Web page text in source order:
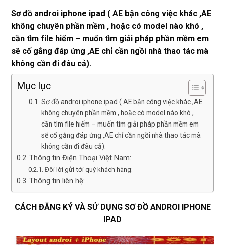
Sơ đồ androi iphone ipad ( AE bận công việc khác ,AE
không chuyên phần mềm , hoặc có model nào khó ,
cần tìm file hiếm – muốn tìm giải pháp phần mềm em
sẽ cố gắng đáp ứng ,AE chỉ cần ngồi nhà thao tác mà
không cần đi đâu cả).
Mục lục
Sơ đồ androi iphone ipad ( AE bận công việc khác ,AE
không chuyên phần mềm , hoặc có model nào khó ,
cần tìm file hiếm – muốn tìm giải pháp phần mềm em
sẽ cố gắng đáp ứng ,AE chỉ cần ngồi nhà thao tác mà
không cần đi đâu cả).
Thông tin Điện Thoại Việt Nam:
Đôi lời gửi tới quý khách hàng:
Thông tin liên hệ:
CÁCH ĐĂNG KÝ VÀ SỬ DỤNG SƠ ĐỒ ANDROI IPHONE
IPAD